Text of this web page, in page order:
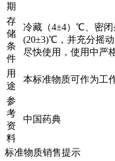
期
存
储
条
件
冷藏（4±4）℃、密
(20±3)℃，并充分摇
尽快使用，使用中严
用
途
本标准物质可作为工
参
考
资
料
中国药典
标准物质销售提示